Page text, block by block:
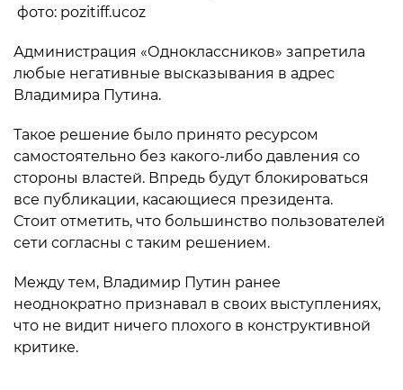
фото: pozitiff.ucoz
Администрация «Одноклассников» запретила
любые негативные высказывания в адрес
Владимира Путина.
Такое решение было принято ресурсом
самостоятельно без какого-либо давления со
стороны властей. Впредь будут блокироваться
все публикации, касающиеся президента.
Стоит отметить, что большинство пользователей
сети согласны с таким решением.
Между тем, Владимир Путин ранее
неоднократно признавал в своих выступлениях,
что не видит ничего плохого в конструктивной
критике.